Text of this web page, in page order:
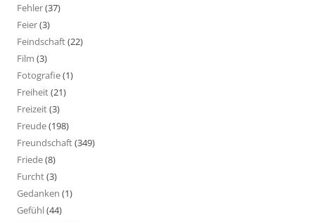
Fehler(37)
Feier(3)
Feindschaft(22)
Film (3)
Fotografie(1)
Freiheit(21)
Freizeit(3)
Freude(198)
Freundschaft(349)
Friede(8)
Furcht(3)
Gedanken (1)
Gefühl(44)